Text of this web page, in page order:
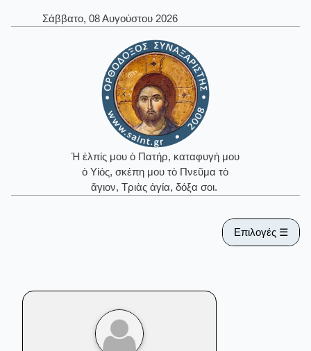
Σάββατο, 08 Αυγούστου 2026
Ἡ ἐλπίς μου ὁ Πατήρ, καταφυγή μου
ὁ Υἱός, σκέπη μου τὸ Πνεῦμα τὸ
ἅγιον, Τριὰς ἁγία, δόξα σοι.
Επιλογές ☰